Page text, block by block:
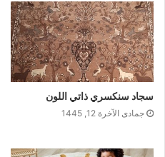
سجاد سنکسري ذاتي اللون
جمادى الآخرة 12, 1445